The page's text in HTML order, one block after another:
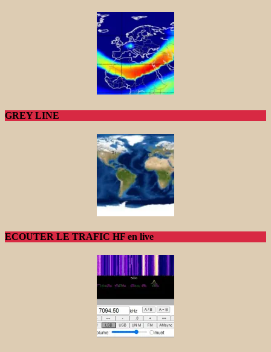
GREY LINE
ECOUTER LE TRAFIC HF en live